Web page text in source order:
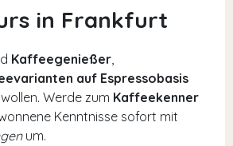
in Frankfurt
Kaffeegenießer,
auf Espressobasis
Werde zum Kaffeekenner
Kenntnisse sofort mit
um.